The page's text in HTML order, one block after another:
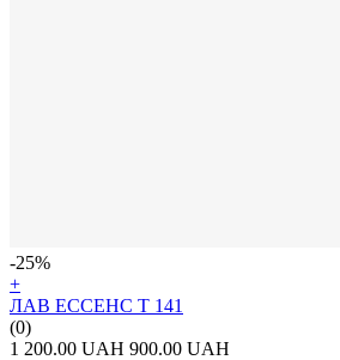
-25%
+
ЛАВ ЕССЕНС Т 141
(0)
1 200.00 UAH 900.00 UAH